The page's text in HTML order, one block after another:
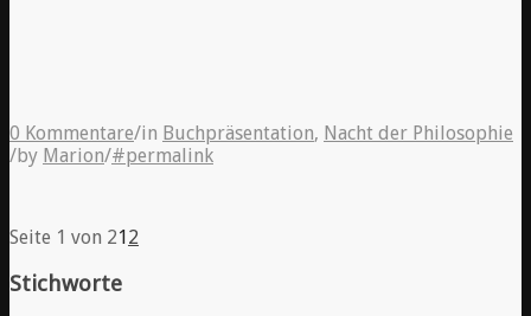
0 Kommentare/in Buchpräsentation, Nacht der Philosophie
/by Marion/#permalink
Seite 1 von 21 2
Stichworte